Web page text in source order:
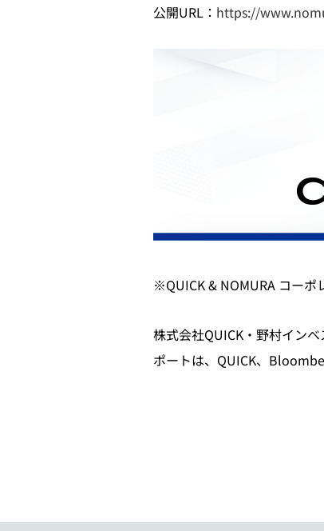
公開URL： https://
※QUICK & NOMURA コーポ
株式会社QUICK・野村イン
ポートは、QUICK、